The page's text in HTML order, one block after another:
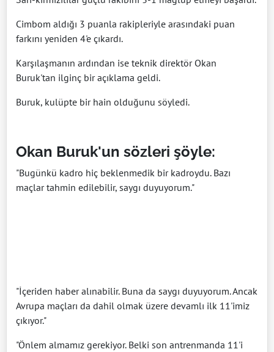
Cimbom aldığı 3 puanla rakipleriyle arasındaki puan
farkını yeniden 4'e çıkardı.
Karşılaşmanın ardından ise teknik direktör Okan
Buruk'tan ilginç bir açıklama geldi.
Buruk, kulüpte bir hain olduğunu söyledi.
Okan Buruk'un sözleri şöyle:
"Bugünkü kadro hiç beklenmedik bir kadroydu. Bazı
maçlar tahmin edilebilir, saygı duyuyorum."
"İçeriden haber alınabilir. Buna da saygı duyuyorum. Ancak
Avrupa maçları da dahil olmak üzere devamlı ilk 11'imiz
çıkıyor."
"Önlem almamız gerekiyor. Belki son antrenmanda 11'i